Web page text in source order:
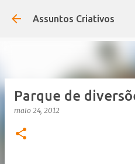
Pular para o
Assuntos Criativos
Parque de
maio 24, 2012